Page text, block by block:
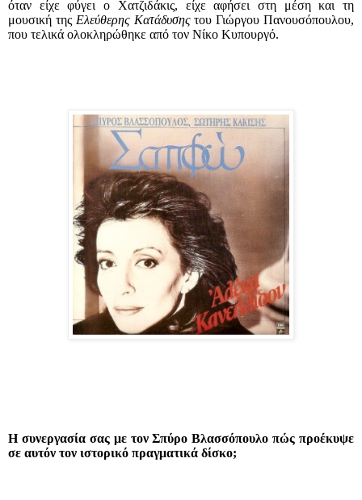
όταν είχε φύγει ο Χατζιδάκις, είχε αφήσει στη μέση και τη
μουσική της Ελεύθερης Κατάδυσηςτου Γιώργου Πανουσόπουλου,
που τελικά ολοκληρώθηκε από τον Νίκο Κυπουργό.
Η συνεργασία σας με τον Σπύρο Βλασσόπουλο πώς προέκυψε
σε αυτόν τον ιστορικό πραγματικά δίσκο;